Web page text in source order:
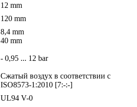
12 mm
120 mm
8,4 mm
40 mm
- 0,95 ... 12 bar
Сжатый воздух в соответствии с
ISO8573-1:2010 [7:-:-]
UL94 V-0